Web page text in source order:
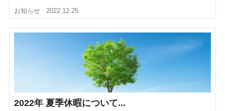
お知らせ 2022.12.25
2022年 夏季休暇について...